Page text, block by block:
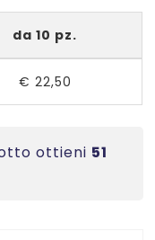
da 10 pz.
€ 22,50
ottieni 51